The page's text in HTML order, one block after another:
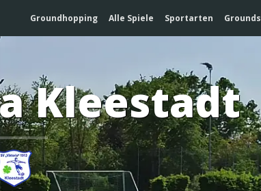
Groundhopping Alle Spiele Sportarten Grounds
Kleestadt